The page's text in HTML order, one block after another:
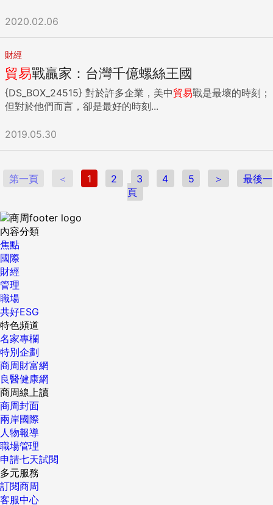
2020.02.06
財經
貿易戰贏家：台灣千億螺絲王國
{DS_BOX_24515} 對於許多企業，美中貿易戰是最壞的時刻；
但對於他們而言，卻是最好的時刻...
2019.05.30
第一頁 ＜ 1 2 3 4 5 ＞
最後一
頁
內容分類
焦點
國際
財經
管理
職場
共好ESG
特色頻道
名家專欄
特別企劃
商周財富網
良醫健康網
商周線上讀
商周封面
兩岸國際
人物報導
職場管理
申請七天試閱
多元服務
訂閱商周
客服中心